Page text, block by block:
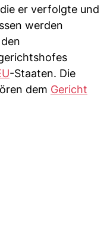
er verfolgte und
werden
-Staaten. Die
dem Gericht